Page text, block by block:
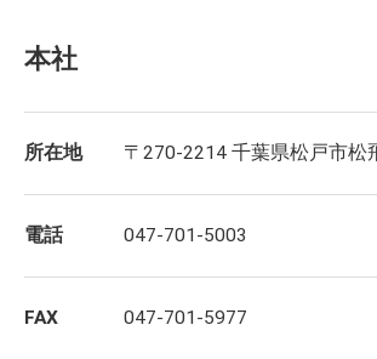
本社
所在地 〒270-2214 千葉県松戸市松
電話 047-701-5003
FAX 047-701-5977